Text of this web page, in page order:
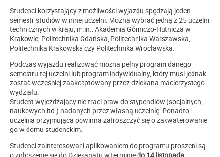
Studenci korzystający z możliwości wyjazdu spędzają jeden
semestr studiów w innej uczelni. Można wybrać jedną z 25 uczelni
technicznych w kraju, m.in.: Akademia Górniczo-Hutnicza w
Krakowie, Politechnika Gdańska, Politechnika Warszawska,
Politechnika Krakowska czy Politechnika Wrocławska.
Podczas wyjazdu realizować można pełny program danego
semestru tej uczelni lub program indywidualny, który musi jednak
zostać wcześniej zaakceptowany przez dziekana macierzystego
wydziału.
Student wyjeżdżający nie traci praw do stypendiów (socjalnych,
naukowych itd.) nadanych przez własną uczelnię. Ponadto
uczelnia przyjmująca powinna zatroszczyć się o zakwaterowanie
go w domu studenckim.
Studenci zainteresowani aplikowaniem do programu proszeni są
o zgłoszenie się do Dziekanatu w terminiedo 14 listopada